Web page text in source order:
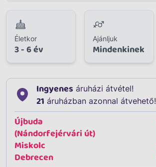
Életkor
3 - 6 év
Ajánljuk
Mindenkinek
Ingyenes áruházi átvétel!
21 áruházban azonnal átvehető!
Újbuda
(Nándorfejérvári út)
Miskolc
Debrecen